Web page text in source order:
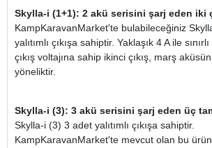
Skylla-i (1+1): 2 akü serisini şarj eden iki
KampKaravanMarket'te bulabileceğiniz
yalıtımlı çıkışa sahiptir. Yaklaşık 4 A ile
çıkış voltajına sahip ikinci çıkış, marş
yöneliktir.
Skylla-i (3): 3 akü serisini şarj eden üç tam
Skylla-i (3) 3 adet yalıtımlı çıkışa sahiptir.
KampKaravanMarket'te mevcut olan bu